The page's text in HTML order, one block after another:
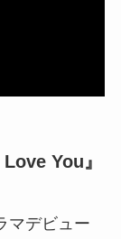
You』
マデビュー